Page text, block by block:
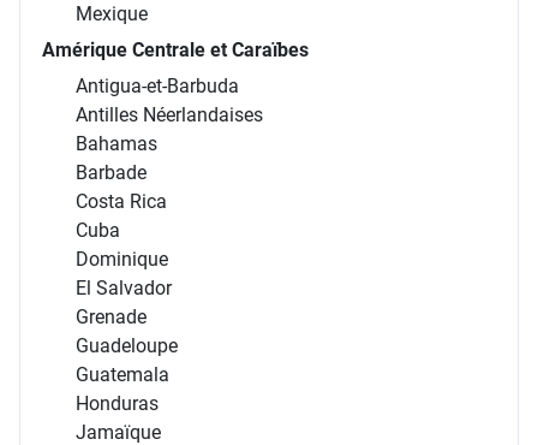
Mexique
Amérique Centrale et Caraïbes
Antigua-et-Barbuda
Antilles Néerlandaises
Bahamas
Barbade
Costa Rica
Cuba
Dominique
El Salvador
Grenade
Guadeloupe
Guatemala
Honduras
Jamaïque